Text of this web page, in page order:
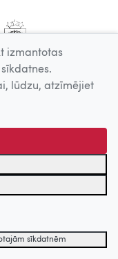
izmantotas
lūdzu, atzīmējiet
sīkdatnēm